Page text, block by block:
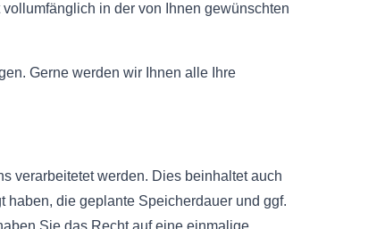
in der von Ihnen gewünschten
Gerne werden wir Ihnen alle Ihre
verarbeitetet werden. Dies beinhaltet auch
haben, die geplante Speicherdauer und ggf.
Sie das Recht auf eine einmalige